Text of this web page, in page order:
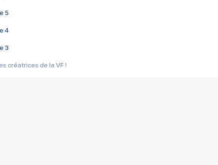
5
4
3
créatrices de la VF !